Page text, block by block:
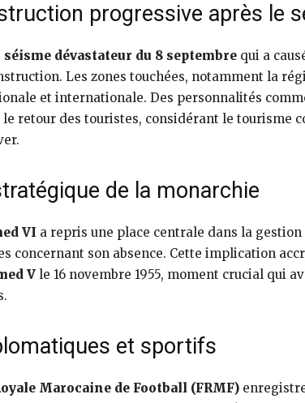
progressive après le
séisme dévastateur du 8 septembre qui a
Les zones touchées, notamment la
et internationale. Des personnalités
le retour des touristes, considérant le tourisme
de la monarchie
VI a repris une place centrale dans la
concernant son absence. Cette implication
V le 16 novembre 1955, moment crucial qui
et sportifs
Marocaine de Football (FRMF)